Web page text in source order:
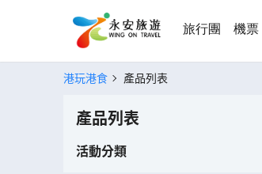
旅行團 機票
港玩港食 產品列表
產品列表
活動分類